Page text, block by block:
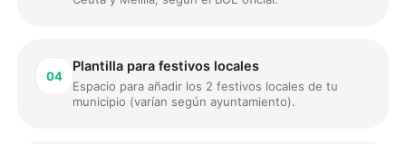
04
Plantilla para festivos locales
Espacio para añadir los 2 festivos locales de tu
municipio (varían según ayuntamiento).